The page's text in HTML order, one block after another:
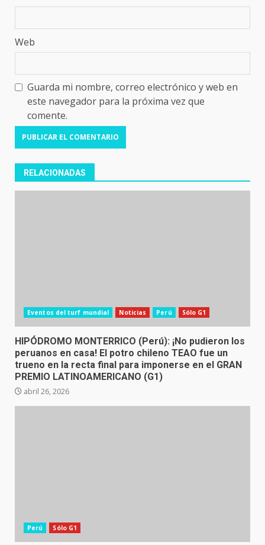
Web
Guarda mi nombre, correo electrónico y web en
este navegador para la próxima vez que
comente.
RELACIONADAS
Eventos del turf mundial Noticias Perú Sólo G1
HIPÓDROMO MONTERRICO (Perú): ¡No pudieron los
peruanos en casa! El potro chileno TEAO fue un
trueno en la recta final para imponerse en el GRAN
PREMIO LATINOAMERICANO (G1)
abril 26, 2026
Perú Sólo G1